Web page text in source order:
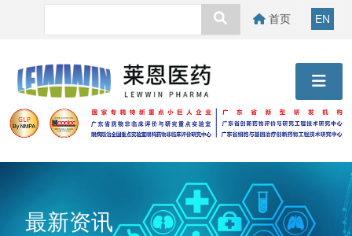
首页 EN
最新资讯